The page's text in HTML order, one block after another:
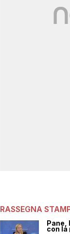
RASSEGNA
Pane,
con la